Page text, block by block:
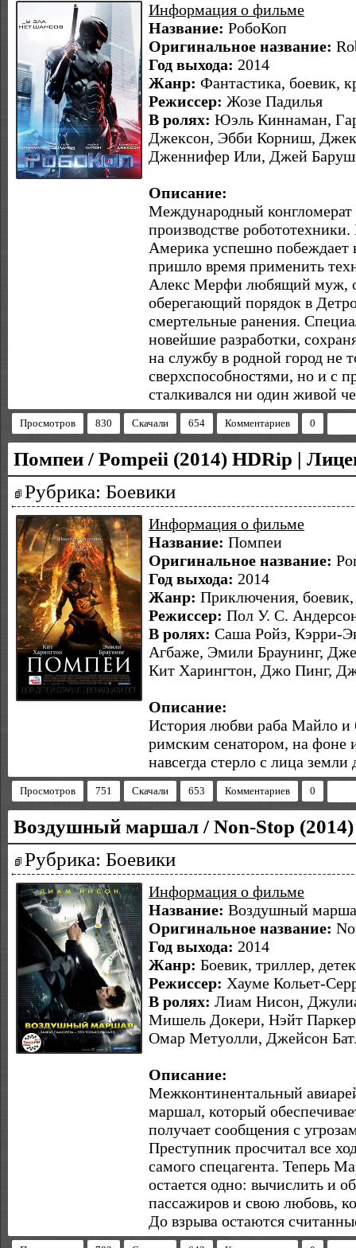
Информация о фильме
Название: РобоКоп
Оригинальное название:
Год выхода: 2014
Жанр: Фантастика, боевик,
Режиссер: Жозе Падилья
В ролях: Юэль Киннаман,
Джексон, Эбби Корниш,
Дженнифер Или, Джей
Описание:
Международный
производстве
Америка успешно побеждает
пришло время применить
Алекс Мерфи любящий муж,
оберегающий порядок в
смертельные ранения.
новейшие разработки,
на службу в родной город не
сверхспособностями, но и с
сталкивался ни один живой
Просмотров 830 Скачали 654 Комментариев 0
Помпеи / Pompeii (2014) HDRip |
Рубрика: Боевики
Информация о фильме
Название: Помпеи
Оригинальное название:
Год выхода: 2014
Жанр: Приключения,
Режиссер: Пол У. С.
В ролях: Саша Ройз, Кэрри-
Агбаже, Эмили Браунинг,
Кит Харингтон, Джо Пинг,
Описание:
История любви раба Майло и
римским сенатором, на фоне
навсегда стерло с лица
Просмотров 751 Скачали 653 Комментариев 0
Воздушный маршал / Non-Stop
Рубрика: Боевики
Информация о фильме
Название: Воздушный
Оригинальное название:
Год выхода: 2014
Жанр: Боевик, триллер,
Режиссер: Хауме Кольет-
В ролях: Лиам Нисон,
Мишель Докери, Нэйт
Омар Метуолли, Джейсон
Описание:
Межконтинентальный
маршал, который
получает сообщения с
Преступник просчитал все
самого спецагента. Теперь
остается одно: вычислить и
пассажиров и свою любовь,
До взрыва остаются